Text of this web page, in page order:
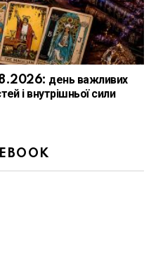
день важливих
і внутрішньої сили